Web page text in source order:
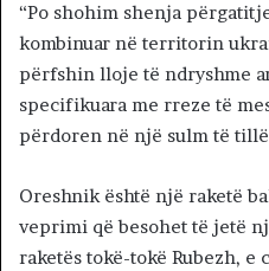
“Po shohim shenja
kombinuar në territorin
përfshin lloje të ndryshme
specifikuara me rreze të
përdoren në një sulm të
Oreshnik është një raketë
veprimi që besohet të jetë
raketës tokë-tokë Rubezh,